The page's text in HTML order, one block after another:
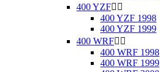
400 YZF 
400 YZF 1998
400 YZF 1999
400 WRF 
400 WRF 1998
400 WRF 1999